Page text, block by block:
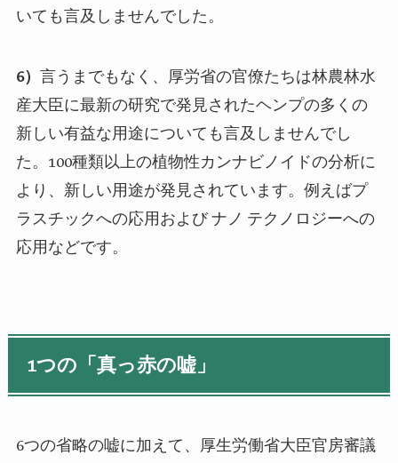
いても言及しませんでした。
6） 言うまでもなく、厚労省の官僚たちは林農林水
産大臣に最新の研究で発見されたヘンプの多くの
新しい有益な用途についても言及しませんでし
た。 100種類以上の植物性カンナビノイドの分析に
より、新しい用途が発見されています。例えばプ
ラスチックへの応用およびナノ テクノロジーへの
応用などです。
1つの「真っ赤の嘘」
6つの省略の嘘に加えて、厚生労働省大臣官房審議